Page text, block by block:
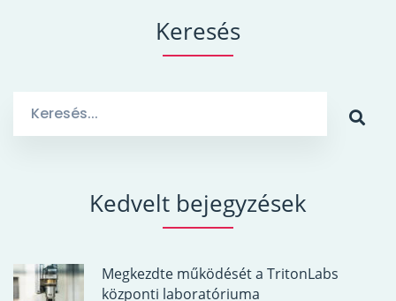
Keresés
Kedvelt bejegyzések
Megkezdte működését a TritonLabs
központi laboratóriuma